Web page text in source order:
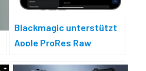
Blackmagic unterstützt
Apple ProRes Raw